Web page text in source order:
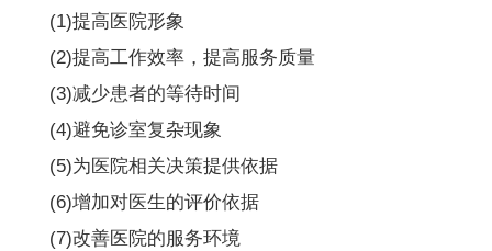
(1)提高医院形象
(2)提高工作效率，提高服务质量
(3)减少患者的等待时间
(4)避免诊室复杂现象
(5)为医院相关决策提供依据
(6)增加对医生的评价依据
(7)改善医院的服务环境